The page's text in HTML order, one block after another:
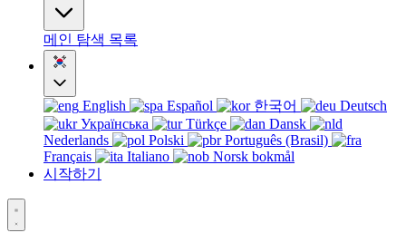
메인 탐색 목록
English Español 한국어
Deutsch
Українська
Türkçe
Dansk
Nederlands
Polski
Português (Brasil)
Français
Italiano
Norsk bokmål
시작하기